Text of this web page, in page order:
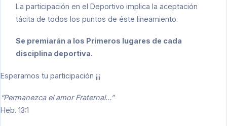
La participación en el Deportivo implica la aceptación
tácita de todos los puntos de éste lineamiento.
Se premiarán a los Primeros lugares de cada
disciplina deportiva.
Esperamos tu participación ¡¡¡
“Permanezca el amor Fraternal…”
Heb. 13:1